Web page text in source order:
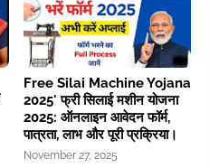
Free Silai Machine Yojana
2025' फ्री सिलाई मशीन योजना
2025: ऑनलाइन आवेदन फॉर्म,
पात्रता, लाभ और पूरी प्रक्रिया।
November 27, 2025